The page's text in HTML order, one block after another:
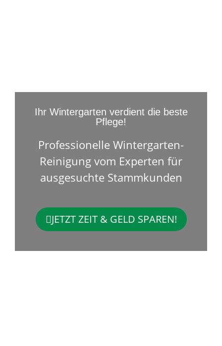
Ihr Wintergarten verdient die beste
Pflege!
Professionelle Wintergarten-
Reinigung vom Experten für
ausgesuchte Stammkunden
JETZT ZEIT & GELD SPAREN!